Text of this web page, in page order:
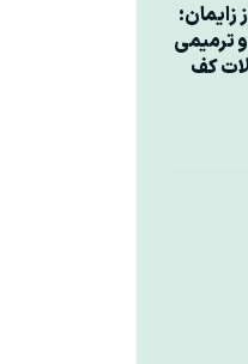
ترمیمی
کف